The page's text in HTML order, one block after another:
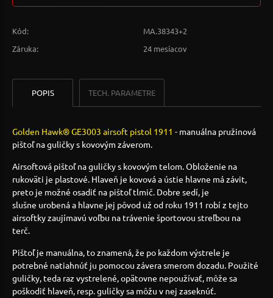
Kód:
MA.38343+2
Záruka:
24 mesiacov
POPIS TECH. PARAMETRE
Golden Hawk® GE3003 airsoft pistol 1911 - manuálna pružinová
pištoľ na guličky s kovovým záverom.
Airsoftová pištoľ na guličky s kovovým telom. Obloženie na
rukoväti je plastové. Hlaveň je kovová a ústie hlavne má závit,
preto je možné osadiť na pištoľ tlmič. Dobre sedí, je
slušne urobená a hlavne jej pôvod už od roku 1911 robí z tejto
airsoftky zaujímavú voľbu na trávenie športovou streľbou na
terč.
Pištoľ je manuálna, to znamená, že po každom výstrele je
potrebné natiahnúť ju pomocou závera smerom dozadu. Použité
guličky, teda raz vystrelené, opätovne nepoužívať, môže sa
poškodiť hlaveň, resp. guličky sa môžu v nej zaseknúť.